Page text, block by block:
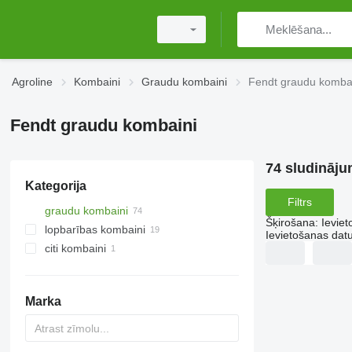
Agroline Kombaini Graudu kombaini Fendt graudu
Fendt graudu kombaini
Kategorija
graudu kombaini
lopbarības kombaini
citi kombaini
Marka
74
Filtrs
Šķirošana:
Ievietošanas